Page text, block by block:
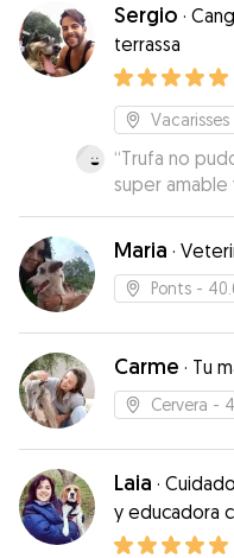
Sergio ·
terrassa
Vacarisses
“Trufa no
super
fotos del
casa como si
vacaciones
algun
Maria ·
Ponts -
Carme · Tu
Cervera -
Laia ·
y educadora